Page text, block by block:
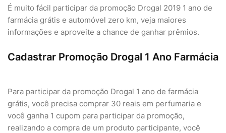
É muito fácil participar da promoção Drogal 2019 1 ano de
farmácia grátis e automóvel zero km, veja maiores
informações e aproveite a chance de ganhar prêmios.
Cadastrar Promoção Drogal 1 Ano Farmácia
Para participar da promoção Drogal 1 ano de farmácia
grátis, você precisa comprar 30 reais em perfumaria e
você ganha 1 cupom para participar da promoção,
realizando a compra de um produto participante, você